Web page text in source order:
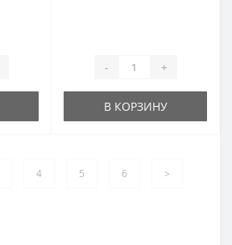
- +
В КОРЗИНУ
4 5 6 >